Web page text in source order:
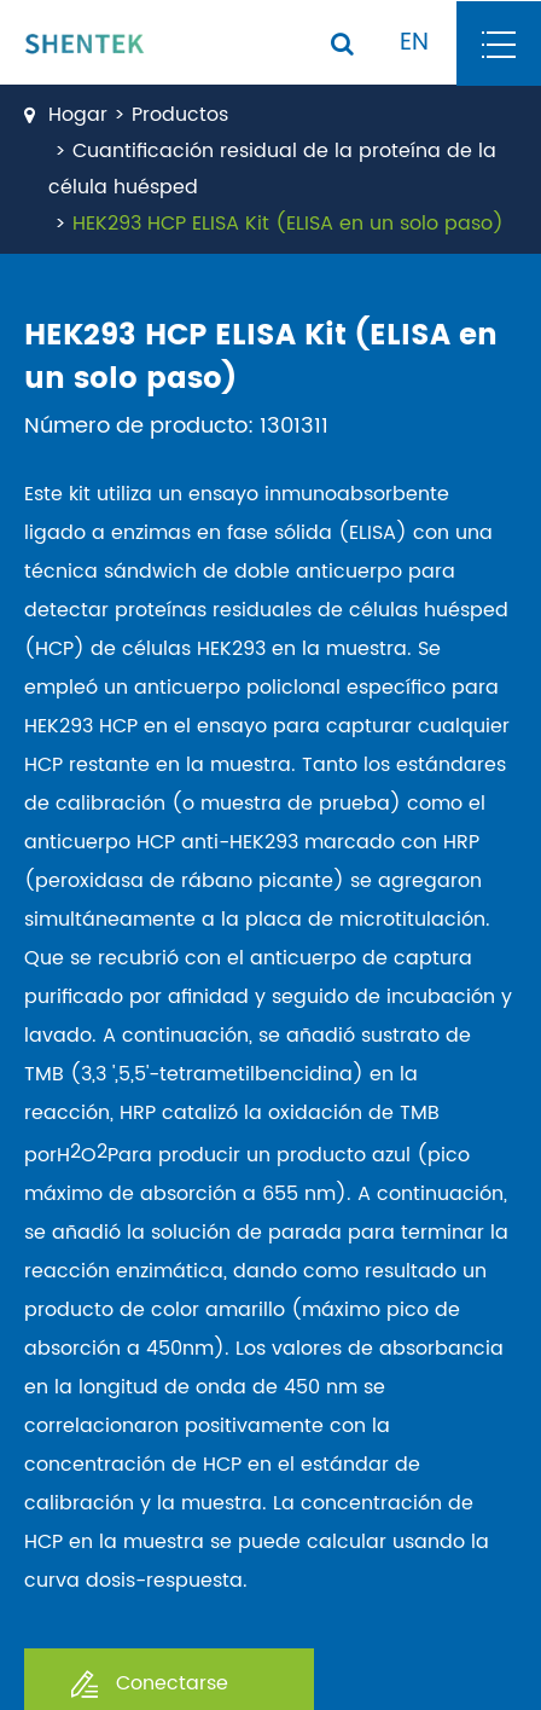
EN
Hogar
Productos
Cuantificación residual de la proteína de la
célula huésped
HEK293 HCP ELISA Kit (ELISA en un solo paso)
HEK293 HCP ELISA Kit (ELISA en
un solo paso)
Número de producto: 1301311
Este kit utiliza un ensayo inmunoabsorbente
ligado a enzimas en fase sólida (ELISA) con una
técnica sándwich de doble anticuerpo para
detectar proteínas residuales de células huésped
(HCP) de células HEK293 en la muestra. Se
empleó un anticuerpo policlonal específico para
HEK293 HCP en el ensayo para capturar cualquier
HCP restante en la muestra. Tanto los estándares
de calibración (o muestra de prueba) como el
anticuerpo HCP anti-HEK293 marcado con HRP
(peroxidasa de rábano picante) se agregaron
simultáneamente a la placa de microtitulación.
Que se recubrió con el anticuerpo de captura
purificado por afinidad y seguido de incubación y
lavado. A continuación, se añadió sustrato de
TMB (3,3 ',5,5'-tetrametilbencidina) en la
reacción, HRP catalizó la oxidación de TMB
porH2O2Para producir un producto azul (pico
máximo de absorción a 655 nm). A continuación,
se añadió la solución de parada para terminar la
reacción enzimática, dando como resultado un
producto de color amarillo (máximo pico de
absorción a 450nm). Los valores de absorbancia
en la longitud de onda de 450 nm se
correlacionaron positivamente con la
concentración de HCP en el estándar de
calibración y la muestra. La concentración de
HCP en la muestra se puede calcular usando la
curva dosis-respuesta.
Conectarse